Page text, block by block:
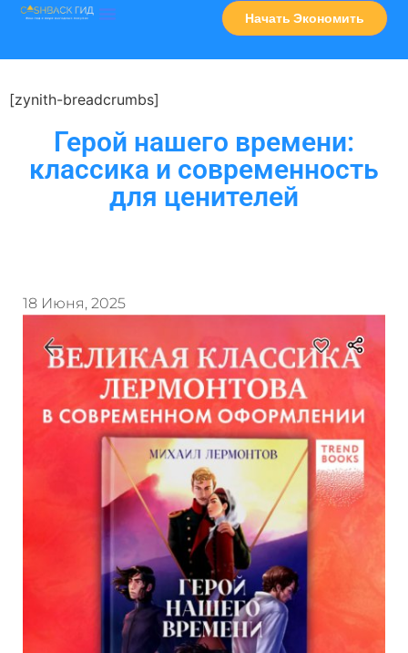
Начать Экономить
[zynith-breadcrumbs]
Герой нашего времени:
классика и современность
для ценителей
18 Июня, 2025